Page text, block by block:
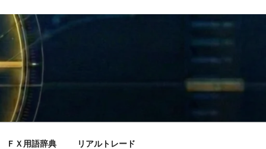
ＦＸ用語辞典 リアルトレード